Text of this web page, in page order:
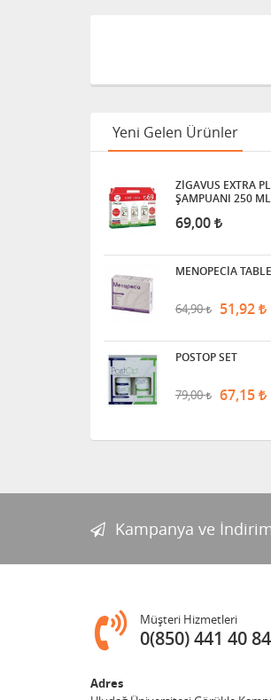
Yeni Gelen Ürünler
ZİGAVUS EXTRA
ŞAMPUANI 250
69,00
MENOPECİA
64,90 51,92
POSTOP SET
79,00 67,15
Kampanya ve
Müşteri Hizmetleri
0(850) 441 40 84
Adres